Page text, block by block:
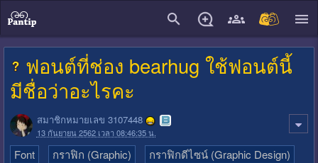
ฟอนต์ที่ช่อง bearhug ใช้ฟอนต์นี้
มีชื่อว่าอะไรคะ
สมาชิกหมายเลข 3107448
13 กันยายน 2562 เวลา 08:46:35 น.
Font กราฟิก (Graphic) กราฟิกดีไซน์ (Graphic Design)
close